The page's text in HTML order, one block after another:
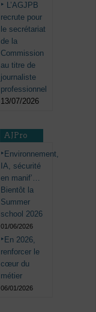
L’AGJPB
recrute pour
le secrétariat
de la
Commission
au titre de
journaliste
professionnel
13/07/2026
AJPro
Environnement,
IA, sécurité
en manif’…
Bientôt la
Summer
school 2026
01/06/2026
En 2026,
renforcer le
cœur du
métier
06/01/2026